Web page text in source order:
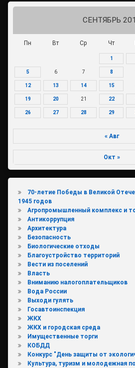
СЕНТЯБРЬ
Пн Вт Ср Чт
1
5 6 7 8
12 13 14 15
19 20 21 22
26 27 28 29
« Авг
Окт »
70-летие Победы в Великой
1945 годов
Агропромышленный комплекс и
Антикоррупция
Архитектура
Безопасность
Биологические отходы
Благоустройство территорий
Вести из поселений
Власть
Вниманию налогоплательщиков
Вода России
Выходи гулять
Госавтоинспекция
ЖКХ
ЖКХ и городская среда
Имущественные торги
КОБДД
Конкурс "День защиты от
Культура, туризм и молодежная